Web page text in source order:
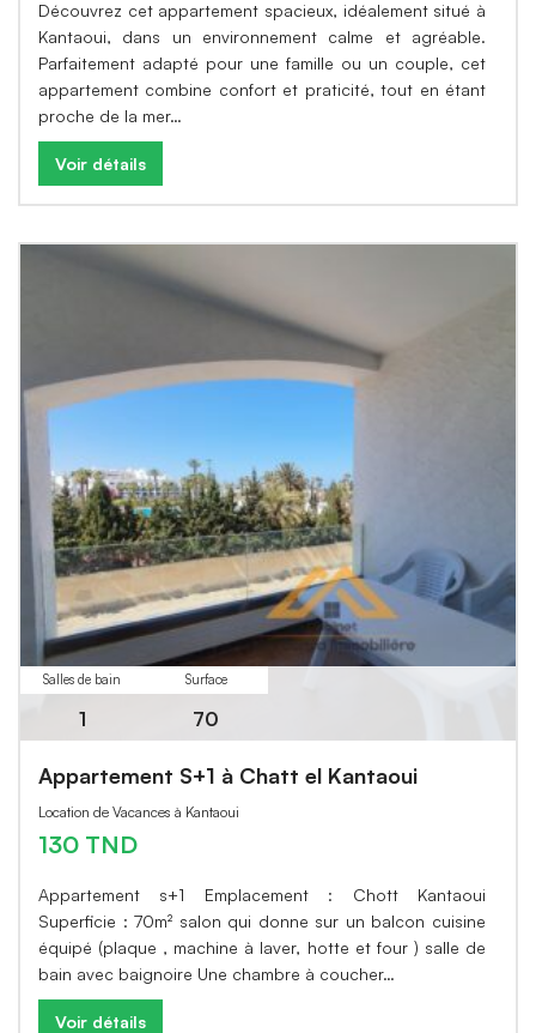
Découvrez cet appartement spacieux, idéalement situé à
Kantaoui, dans un environnement calme et agréable.
Parfaitement adapté pour une famille ou un couple, cet
appartement combine confort et praticité, tout en étant
proche de la mer…
Voir détails
Salles de bain
1
Surface
70
Appartement S+1 à Chatt el Kantaoui
Location de Vacances à Kantaoui
130 TND
Appartement s+1 Emplacement : Chott Kantaoui
Superficie : 70m² salon qui donne sur un balcon cuisine
équipé (plaque , machine à laver, hotte et four ) salle de
bain avec baignoire Une chambre à coucher…
Voir détails